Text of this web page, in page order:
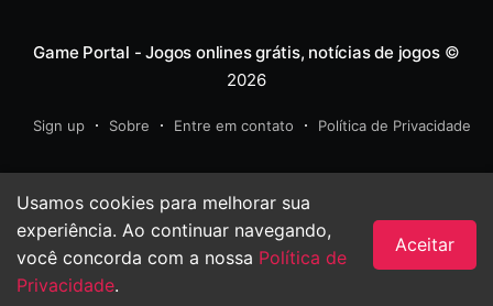
Usamos cookies para melhorar sua
experiência. Ao continuar navegando,
você concorda com a nossa Política de
Privacidade.
Aceitar
Game Portal - Jogos onlines grátis, notícias de jogos©
2026
Sign up Sobre Entre em contato Política de Privacidade